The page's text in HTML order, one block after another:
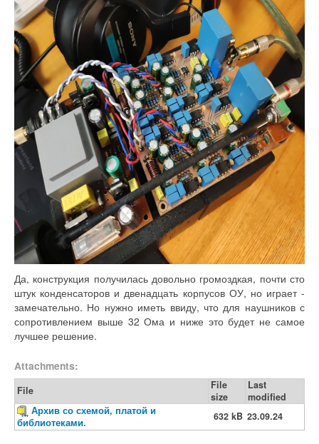
Да, конструкция получилась довольно громоздкая, почти сто
штук конденсаторов и двенадцать корпусов ОУ, но играет -
замечательно. Но нужно иметь ввиду, что для наушников с
сопротивлением выше 32 Ома и ниже это будет не самое
лучшее решение.
Attachments:
File
File
size
Last
modified
Архив со схемой, платой и
библиотеками.
632 kB 23.09.24